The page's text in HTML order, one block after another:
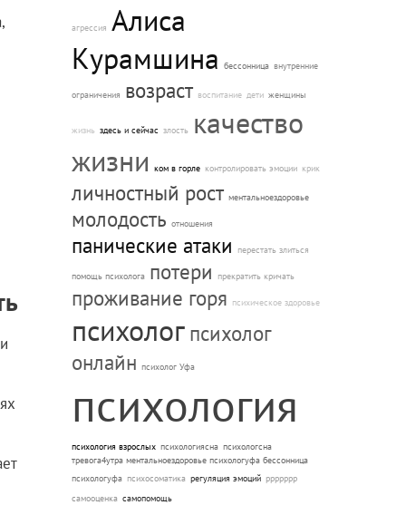
агрессия Алиса
Курамшина бессонница внутренние
ограничения возраст воспитание дети женщины
жизнь здесь и сейчас злость качество
жизни ком в горле контролировать эмоции крик
личностный рост ментальноездоровье
молодость отношения
панические атаки перестать злиться
помощь психолога потери прекратить кричать
проживание горя психическое здоровье
психолог психолог
онлайн психолог Уфа
психология
психология взрослых психологиясна психологсна
тревога4утра ментальноездоровье психологуфа бессонница
психологуфа психосоматика регуляция эмоций ррррррр
самооценка самопомощь